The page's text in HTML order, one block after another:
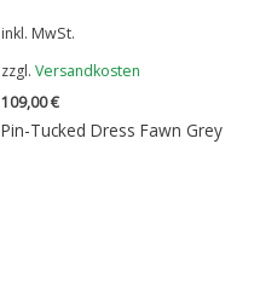
inkl. MwSt.
zzgl. Versandkosten
109,00€
Pin-Tucked Dress Fawn Grey